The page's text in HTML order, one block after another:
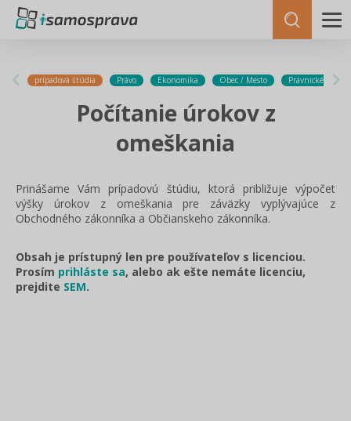
prípadová štúdia Právo Ekonomika Obec / Mesto Právnické osoby
Počítanie úrokov z
omeškania
Prinášame Vám prípadovú štúdiu, ktorá približuje výpočet
výšky úrokov z omeškania pre záväzky vyplývajúce z
Obchodného zákonníka a Občianskeho zákonníka.
Obsah je prístupný len pre používateľov s licenciou.
Prosím prihláste sa, alebo ak ešte nemáte licenciu,
prejdite SEM.